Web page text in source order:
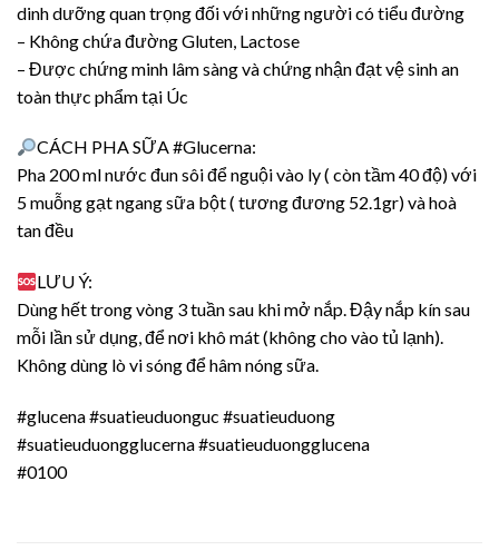
dinh dưỡng quan trọng đối với những người có tiểu đường
– Không chứa đường Gluten, Lactose
– Được chứng minh lâm sàng và chứng nhận đạt vệ sinh an
toàn thực phẩm tại Úc
CÁCH PHA SỮA #Glucerna:
Pha 200 ml nước đun sôi để nguội vào ly ( còn tầm 40 độ) với
5 muỗng gạt ngang sữa bột ( tương đương 52.1gr) và hoà
tan đều
LƯU Ý:
Dùng hết trong vòng 3 tuần sau khi mở nắp. Đậy nắp kín sau
mỗi lần sử dụng, để nơi khô mát (không cho vào tủ lạnh).
Không dùng lò vi sóng để hâm nóng sữa.
#glucena #suatieuduonguc #suatieuduong
#suatieuduongglucerna #suatieuduongglucena
#0100